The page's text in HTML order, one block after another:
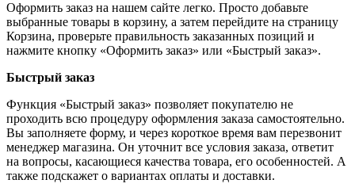
Оформить заказ на нашем сайте легко. Просто добавьте
выбранные товары в корзину, а затем перейдите на страницу
Корзина, проверьте правильность заказанных позиций и
нажмите кнопку «Оформить заказ» или «Быстрый заказ».
Быстрый заказ
Функция «Быстрый заказ» позволяет покупателю не
проходить всю процедуру оформления заказа самостоятельно.
Вы заполняете форму, и через короткое время вам перезвонит
менеджер магазина. Он уточнит все условия заказа, ответит
на вопросы, касающиеся качества товара, его особенностей. А
также подскажет о вариантах оплаты и доставки.